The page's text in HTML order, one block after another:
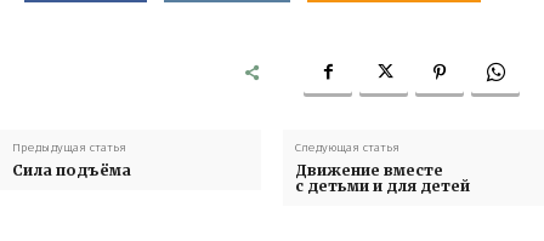
Предыдущая статья
Сила подъёма
Следующая статья
Движение вместе
с детьми и для детей